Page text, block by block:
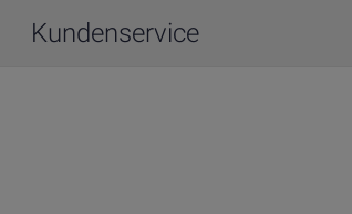
Kundenservice